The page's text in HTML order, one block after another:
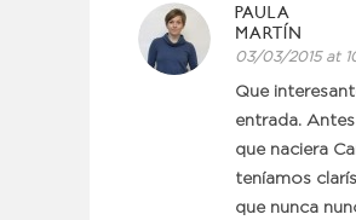
PAULA
MARTÍN
03/03/2015 at
Que
entrada.
que naciera
teníamos
que nunca